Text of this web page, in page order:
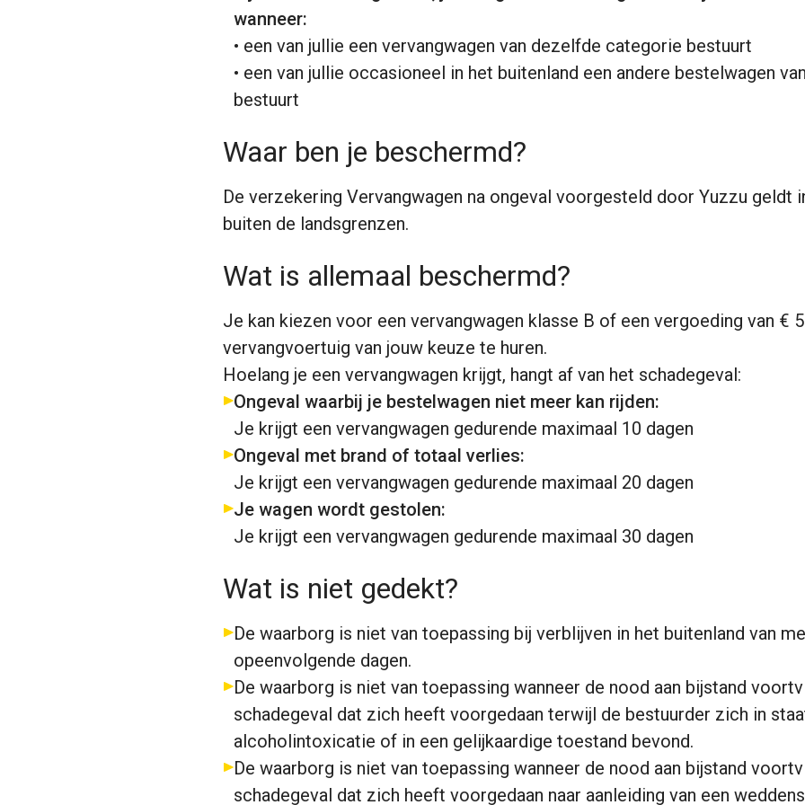
wanneer:
• een van jullie een vervangwagen van dezelfde categorie bestuurt
• een van jullie occasioneel in het buitenland een andere bestelwagen
bestuurt
Waar ben je beschermd?
De verzekering Vervangwagen na ongeval voorgesteld door Yuzzu geldt
buiten de landsgrenzen.
Wat is allemaal beschermd?
Je kan kiezen voor een vervangwagen klasse B of een vergoeding van €
vervangvoertuig van jouw keuze te huren.
Hoelang je een vervangwagen krijgt, hangt af van het schadegeval:
Ongeval waarbij je bestelwagen niet meer kan rijden:
Je krijgt een vervangwagen gedurende maximaal 10 dagen
Ongeval met brand of totaal verlies:
Je krijgt een vervangwagen gedurende maximaal 20 dagen
Je wagen wordt gestolen:
Je krijgt een vervangwagen gedurende maximaal 30 dagen
Wat is niet gedekt?
De waarborg is niet van toepassing bij verblijven in het buitenland van
opeenvolgende dagen.
De waarborg is niet van toepassing wanneer de nood aan bijstand
schadegeval dat zich heeft voorgedaan terwijl de bestuurder zich in
alcoholintoxicatie of in een gelijkaardige toestand bevond.
De waarborg is niet van toepassing wanneer de nood aan bijstand
schadegeval dat zich heeft voorgedaan naar aanleiding van een